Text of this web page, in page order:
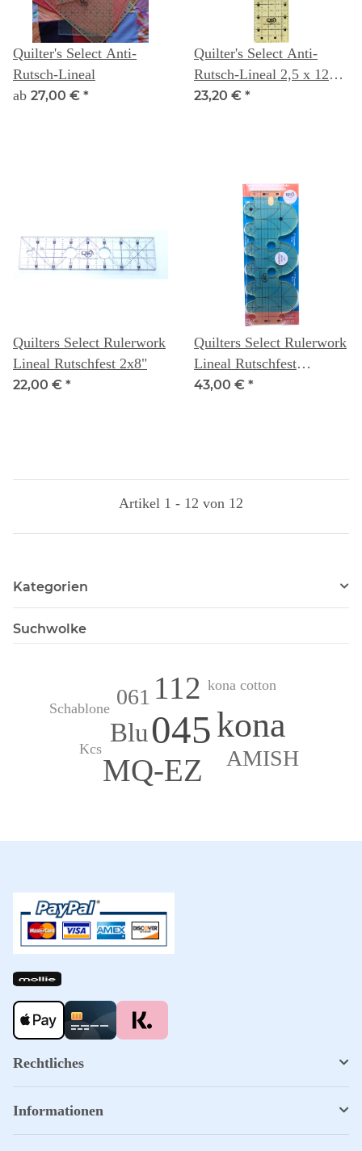
Quilter's Select Anti-
Rutsch-Lineal
ab 27,00 € *
Quilter's Select Anti-
Rutsch-Lineal 2,5 x 12
inch
23,20 € *
Quilters Select Rulerwork
Lineal Rutschfest 2x8"
22,00 € *
Quilters Select Rulerwork
Lineal Rutschfest
Kreisbögen 3" & 1,5"
43,00 € *
Artikel 1 - 12 von 12
Kategorien
Suchwolke
045kona
MQ-EZ
112
Blu
AMISH
061
Kcs
Schablone
kona cotton
Rechtliches
Informationen